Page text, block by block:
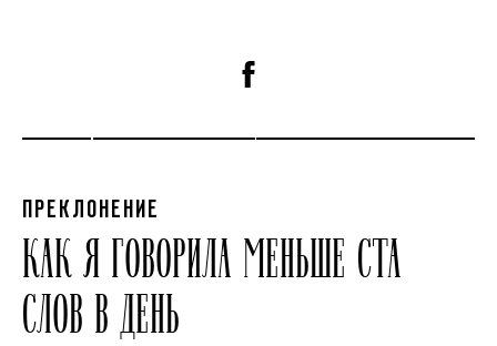
ПРЕКЛОНЕНИЕ
КАК Я ГОВОРИЛА МЕНЬШЕ СТА
СЛОВ В ДЕНЬ